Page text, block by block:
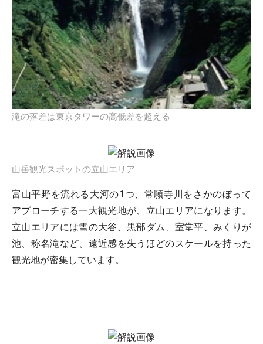
滝の落差は東京タワーの高低差を超える
山岳観光スポットの立山エリア
富山平野を流れる大河の1つ、常願寺川をさかのぼって
アプローチする一大観光地が、立山エリアになります。
立山エリアには雪の大谷、黒部ダム、室堂平、みくりが
池、称名滝など、遠近感を失うほどのスケールを持った
観光地が密集しています。